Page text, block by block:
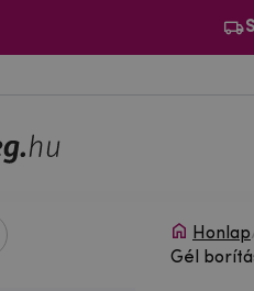
Honlap
Gél